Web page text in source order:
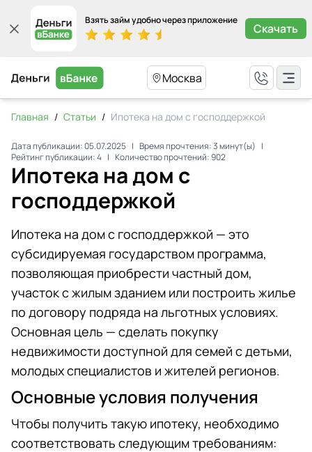
Взять займ удобно через приложение
Скачать
Москва
Главная / Статьи / Ипотека на дом с господдержкой
Дата публикации:05.07.2025 | Время прочтения:3минут(ы) |
Рейтинг публикации:4 | Количество прочтений:902
Ипотека на дом с
господдержкой
Ипотека на дом с господдержкой — это
субсидируемая государством программа,
позволяющая приобрести частный дом,
участок с жилым зданием или построить жилье
по договору подряда на льготных условиях.
Основная цель — сделать покупку
недвижимости доступной для семей с детьми,
молодых специалистов и жителей регионов.
Основные условия получения
Чтобы получить такую ипотеку, необходимо
соответствовать следующим требованиям: